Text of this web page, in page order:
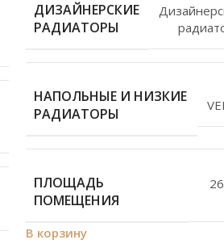
ДИЗАЙНЕРСКИЕ
РАДИАТОРЫ
НАПОЛЬНЫЕ И НИЗКИЕ
РАДИАТОРЫ
ПЛОЩАДЬ
ПОМЕЩЕНИЯ
В корзину